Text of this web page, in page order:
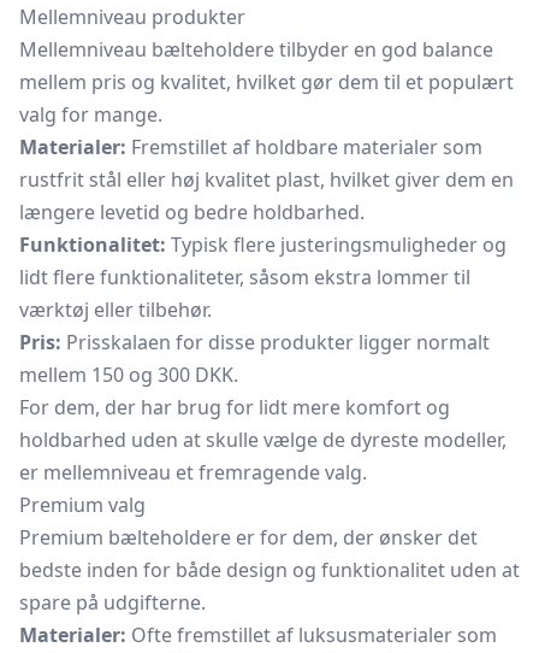
Mellemniveau produkter
Mellemniveau bælteholdere tilbyder en god balance
mellem pris og kvalitet, hvilket gør dem til et populært
valg for mange.
Materialer: Fremstillet af holdbare materialer som
rustfrit stål eller høj kvalitet plast, hvilket giver dem en
længere levetid og bedre holdbarhed.
Funktionalitet: Typisk flere justeringsmuligheder og
lidt flere funktionaliteter, såsom ekstra lommer til
værktøj eller tilbehør.
Pris: Prisskalaen for disse produkter ligger normalt
mellem 150 og 300 DKK.
For dem, der har brug for lidt mere komfort og
holdbarhed uden at skulle vælge de dyreste modeller,
er mellemniveau et fremragende valg.
Premium valg
Premium bælteholdere er for dem, der ønsker det
bedste inden for både design og funktionalitet uden at
spare på udgifterne.
Materialer: Ofte fremstillet af luksusmaterialer som